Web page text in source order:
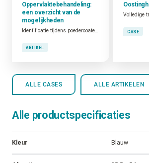
Oppervlaktebehandeling:
een overzicht van de
mogelijkheden
ARTIKEL
Oostingh
CASE
ALLE CASES ALLE ARTIKELEN
Alle productspecificaties
Kleur Blauw